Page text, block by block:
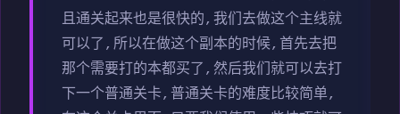
且通关起来也是很快的,我们去做这个主线就
可以了,所以在做这个副本的时候,首先去把
那个需要打的本都买了,然后我们就可以去打
下一个普通关卡,普通关卡的难度比较简单,